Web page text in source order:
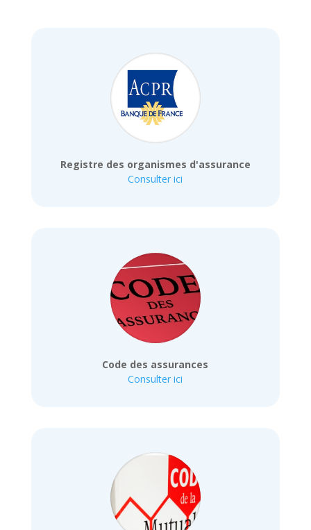
Registre des organismes d'assurance
Consulter ici
Code des assurances
Consulter ici